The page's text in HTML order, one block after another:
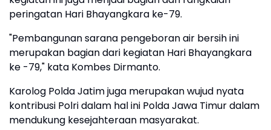
peringatan Hari Bhayangkara ke-79.
"Pembangunan sarana pengeboran air bersih ini
merupakan bagian dari kegiatan Hari Bhayangkara
ke -79," kata Kombes Dirmanto.
Karolog Polda Jatim juga merupakan wujud nyata
kontribusi Polri dalam hal ini Polda Jawa Timur dalam
mendukung kesejahteraan masyarakat.